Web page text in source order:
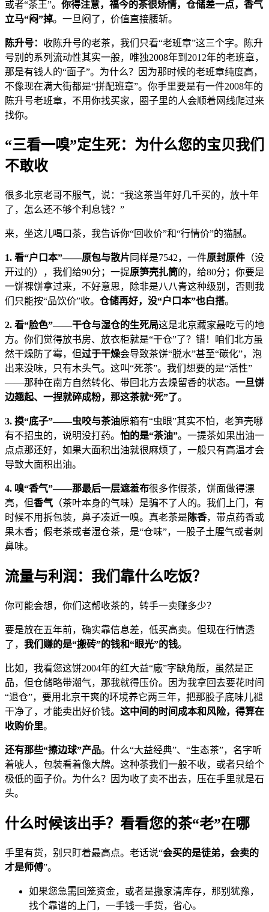
或者“茶王”。 你得注意，福今的茶很矫情，仓储差一点，香气
立马“闷”掉。一旦闷了，价值直接腰斩。
陈升号： 收陈升号的老茶，我们只看“老班章”这三个字。陈升
号别的系列流动性其实一般，唯独2008年到2012年的老班章，
那是有钱人的“面子”。为什么？因为那时候的老班章纯度高，
不像现在满大街都是“拼配班章”。你手里要是有一件2008年的
陈升号老班章，不用你找买家，圈子里的人会顺着网线爬过来
找你。
“三看一嗅”定生死：为什么您的宝贝我们
不敢收
很多北京老哥不服气，说：“我这茶当年好几千买的，放十年
了，怎么还不够个利息钱？”
来，坐这儿喝口茶，我告诉你“回收价”和“行情价”的猫腻。
1. 看“户口本”——原包与散片同样是7542，一件原封原件 （没
开过的），我们给90分；一提原笋壳扎筒的，给80分；你要是
一饼裸饼拿过来，不好意思，除非是八八青这种级别，否则我
们只能按“品饮价”收。 仓储再好，没“户口本”也白搭。
2. 看“脸色”——干仓与湿仓的生死局这是北京藏家最吃亏的地
方。你们觉得放书房、放衣柜就是“干仓”了？错！咱们北方虽
然干燥防了霉，但过于干燥会导致茶饼“脱水”甚至“碳化”，泡
出来没味，只有木头气。这叫“死茶”。我们想要的是“活性”
——那种在南方自然转化、带回北方去燥留香的状态。 一旦饼
边翘起、一捏就碎成粉，那这茶就“死”了。
3. 摸“底子”——虫咬与茶油原箱有“虫眼”其实不怕，老笋壳哪
有不招虫的，说明没打药。 怕的是“茶油”。一提茶如果出油一
点点那还好，如果大面积出油就很麻烦了，一般只有高温才会
导致大面积出油。
4. 嗅“香气”——那最后一层遮羞布很多作假茶，饼面做得漂
亮，但香气 （茶叶本身的气味）是骗不了人的。我们上门，有
时候不用拆包装，鼻子凑近一嗅。真老茶是 陈香，带点药香或
果木香；假老茶或者湿仓茶，是“仓味”，一股子土腥气或者刺
鼻味。
流量与利润：我们靠什么吃饭？
你可能会想，你们这帮收茶的，转手一卖赚多少？
要是放在五年前，确实靠信息差，低买高卖。但现在行情透
了， 我们赚的是“搬砖”的钱和“眼光”的钱。
比如，我看您这饼2004年的红大益“廠”字缺角版，虽然是正
品，但仓储略带潮气，那我就得压价。因为我拿回去要花时间
“退仓”，要用北京干爽的环境养它两三年，把那股子底味儿褪
干净了，才能卖出好价钱。 这中间的时间成本和风险，得算在
收购价里。
还有那些“擦边球”产品。什么“大益经典”、“生态茶”，名字听
着唬人，包装看着像大牌。这种茶我们一般不收，或者只给个
极低的面子价。为什么？因为收了卖不出去，压在手里就是石
头。
什么时候该出手？看看您的茶“老”在哪
手里有货，别只盯着最高点。老话说“会买的是徒弟，会卖的
才是师傅”。
如果您急需回笼资金，或者是搬家清库存，那别犹豫，
找个靠谱的上门，一手钱一手货，省心。